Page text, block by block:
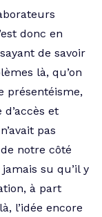
donc en
de savoir
là, qu’on
présentéisme,
et
pas
notre côté
jamais su qu’il y
à part
l’idée encore